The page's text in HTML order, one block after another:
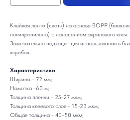
Клейкая лента (скотч) на основе ВОРР
полипропилена) с нанесением акрилового клея.
Замечательно подходит для использования в
коробок.
Характеристики:
Ширина - 72 мм;
Намотка -60 м;
Толщина пленки - 25-27 мкм;
Толщина клеевого слоя - 15-23 мкм;
Общая толщина - 40-50 мкм;